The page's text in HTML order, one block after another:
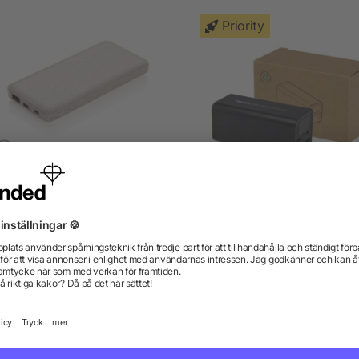
Vetestrå 10.000 mAh
powerbank
Priority
powerbank för bärbar
återvunnen aluminium